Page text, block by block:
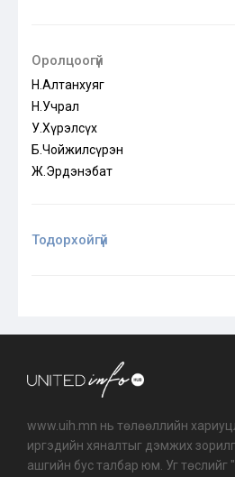
Оролцоогүй
Н.Алтанхуяг
Н.Учрал
У.Хүрэлсүх
Б.Чойжилсүрэн
Ж.Эрдэнэбат
Тодорхойгүй
www.uih.mn нь төлөөллийн
иргэдийн хяналтыг дэмжих
ашгийн бус талбар юм. Уг төслийг